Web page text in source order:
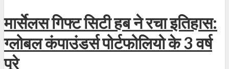
मार्सेलस गिफ्ट सिटी हब ने रचा इतिहास:
ग्लोबल कंपाउंडर्स पोर्टफोलियो के 3 वर्ष
पूरे